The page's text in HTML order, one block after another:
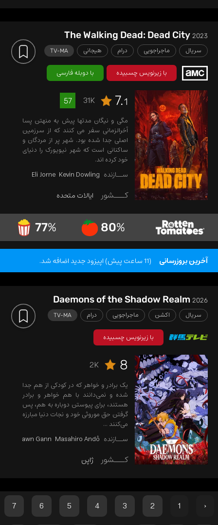
The Walking Dead: Dead City2023
سریال ماجراجویی درام هیجانی TV-MA
با زیرنویس چسبیده با دوبله فارسی
7.1
31K
57
مگی و نیگان مدتها پیش به منهتن پسا
آخرالزمانی سفر می کنند که از سرزمین
اصلی جدا شده بود. شهر پر از مردگان و
ساکنانی است که شهر نیویورک را دنیای
خود کرده اند.
ســازنده Kevin Dowling
Eli Jorne
کـــشور ایالات متحده
80%
77%
آخرین بروزرسانی (11 ساعت پیش) اپیزود جدید اضافه شد.
Daemons of the Shadow Realm2026
سریال اکشن ماجراجویی درام TV-MA
با زیرنویس چسبیده
8
2K
یک برادر و خواهر که در کودکی از هم جدا
شده و نمی‌دانند با هم خواهر و برادر
هستند، برای پیوستن دوباره به هم، پس
گرفتن حق موروثی خود و نجات دنیا مبارزه
می‌کنند ...
ســازنده Masahiro Andô
Shawn Gann
کـــشور ژاپن
‹
1
2
3
4
5
6
7